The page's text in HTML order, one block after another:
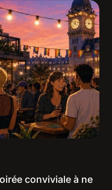
conviviale à ne